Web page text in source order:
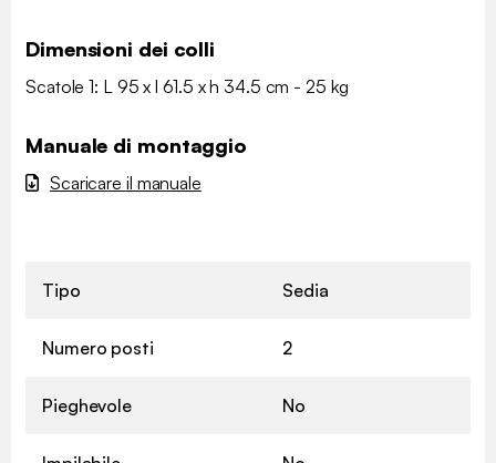
Dimensioni dei colli
Scatole 1: L 95 x l 61.5 x h 34.5 cm - 25 kg
Manuale di montaggio
Scaricare il manuale
Tipo Sedia
Numero posti 2
Pieghevole No